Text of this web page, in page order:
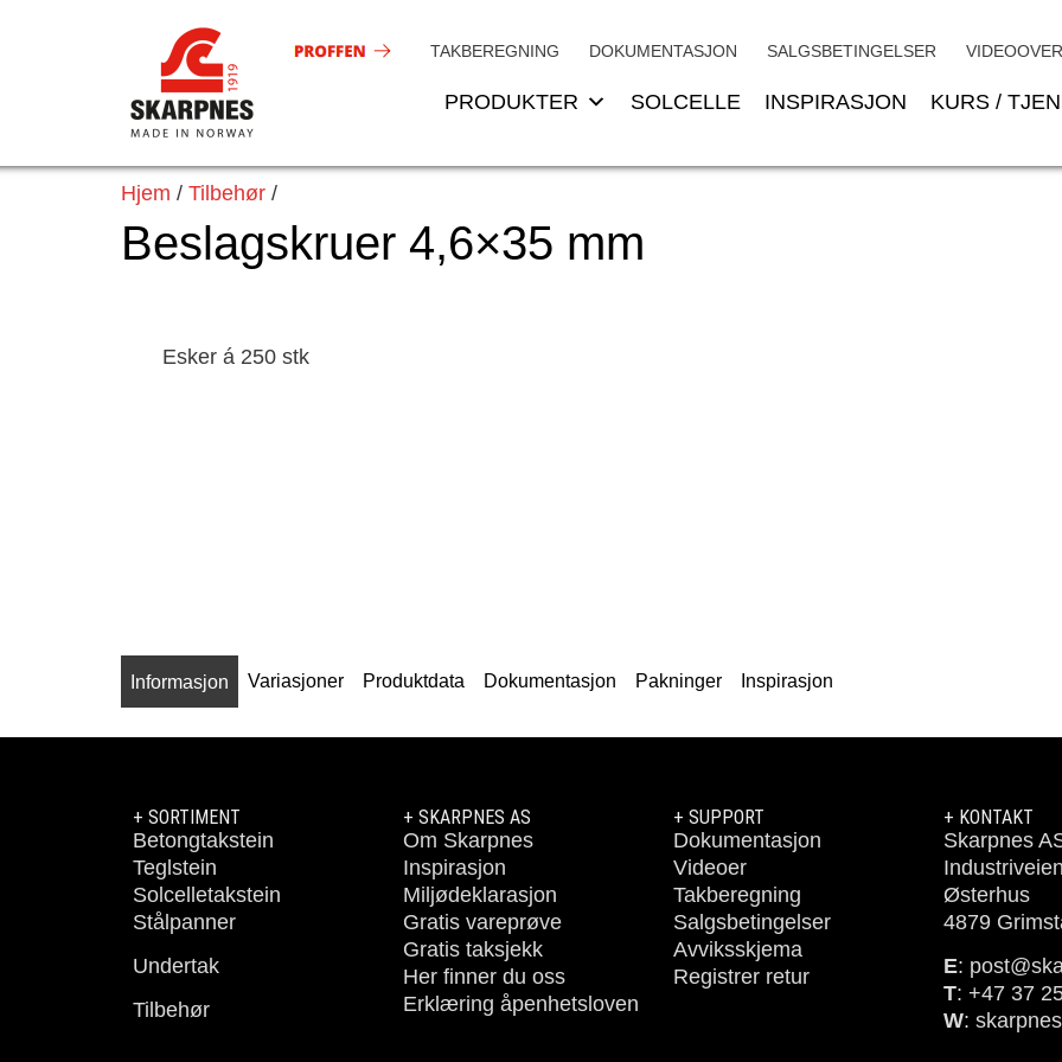
TAKBEREGNING DOKUMENTASJON SALGSBETINGELSER
PRODUKTER SOLCELLE INSPIRASJON KURS /
Hjem / Tilbehør /
Beslagskruer 4,6×35 mm
Informasjon Variasjoner Produktdata Dokumentasjon Pakninger Inspirasjon
Esker á 250 stk
+ SORTIMENT
Betongtakstein
Teglstein
Solcelletakstein
Stålpanner
Undertak
Tilbehør
+ SKARPNES AS
Om Skarpnes
Inspirasjon
Miljødeklarasjon
Gratis vareprøve
Gratis taksjekk
Her finner du oss
Erklæring åpenhetsloven
+ SUPPORT
Dokumentasjon
Videoer
Takberegning
Salgsbetingelser
Avviksskjema
Registrer retur
+ KONTAKT
Skarpnes
Østerhus
4879
E:
T: +47 37
W: